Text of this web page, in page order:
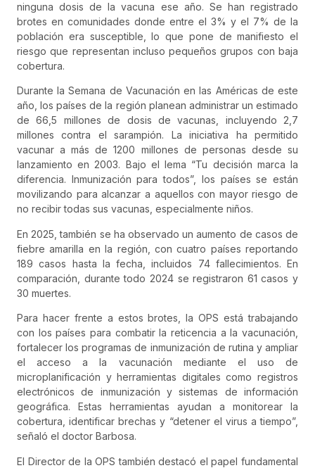
ninguna dosis de la vacuna ese año. Se han registrado
brotes en comunidades donde entre el 3% y el 7% de la
población era susceptible, lo que pone de manifiesto el
riesgo que representan incluso pequeños grupos con baja
cobertura.
Durante la Semana de Vacunación en las Américas de este
año, los países de la región planean administrar un estimado
de 66,5 millones de dosis de vacunas, incluyendo 2,7
millones contra el sarampión. La iniciativa ha permitido
vacunar a más de 1200 millones de personas desde su
lanzamiento en 2003. Bajo el lema “Tu decisión marca la
diferencia. Inmunización para todos”, los países se están
movilizando para alcanzar a aquellos con mayor riesgo de
no recibir todas sus vacunas, especialmente niños.
En 2025, también se ha observado un aumento de casos de
fiebre amarilla en la región, con cuatro países reportando
189 casos hasta la fecha, incluidos 74 fallecimientos. En
comparación, durante todo 2024 se registraron 61 casos y
30 muertes.
Para hacer frente a estos brotes, la OPS está trabajando
con los países para combatir la reticencia a la vacunación,
fortalecer los programas de inmunización de rutina y ampliar
el acceso a la vacunación mediante el uso de
microplanificación y herramientas digitales como registros
electrónicos de inmunización y sistemas de información
geográfica. Estas herramientas ayudan a monitorear la
cobertura, identificar brechas y “detener el virus a tiempo”,
señaló el doctor Barbosa.
El Director de la OPS también destacó el papel fundamental